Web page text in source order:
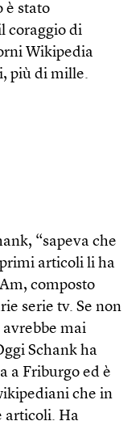
è stato
coraggio di
Wikipedia
più di mille.
“sapeva che
articoli li ha
composto
serie tv. Se non
avrebbe mai
Schank ha
a Friburgo ed è
che in
articoli. Ha